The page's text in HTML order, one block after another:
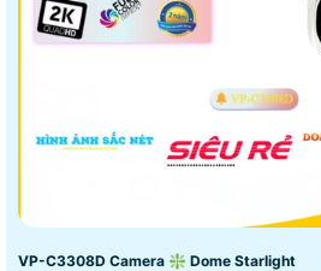
VP-C3308D Camera ❇ Dome Starlight